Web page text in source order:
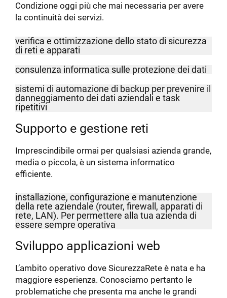
Condizione oggi più che mai necessaria per avere
la continuità dei servizi.
verifica e ottimizzazione dello stato di sicurezza
di reti e apparati
consulenza informatica sulle protezione dei dati
sistemi di automazione di backup per prevenire il
danneggiamento dei dati aziendali e task
ripetitivi
Supporto e gestione reti
Imprescindibile ormai per qualsiasi azienda grande,
media o piccola, è un sistema informatico
efficiente.
installazione, configurazione e manutenzione
della rete aziendale (router, firewall, apparati di
rete, LAN). Per permettere alla tua azienda di
essere sempre operativa
Sviluppo applicazioni web
L’ambito operativo dove SicurezzaRete è nata e ha
maggiore esperienza. Conosciamo pertanto le
problematiche che presenta ma anche le grandi